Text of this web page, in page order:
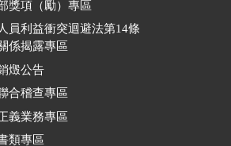
獎項（勵）專區
員利益衝突迴避法第14條
係揭露專區
燬公告
合稽查專區
義業務專區
類專區